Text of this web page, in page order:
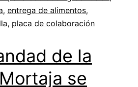
, entrega de alimentos,
, placa de colaboración
de la
se